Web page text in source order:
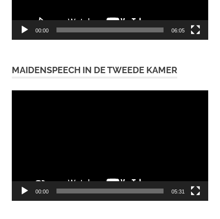
00:00 06:05
MAIDENSPEECH IN DE TWEEDE KAMER
00:00 05:31